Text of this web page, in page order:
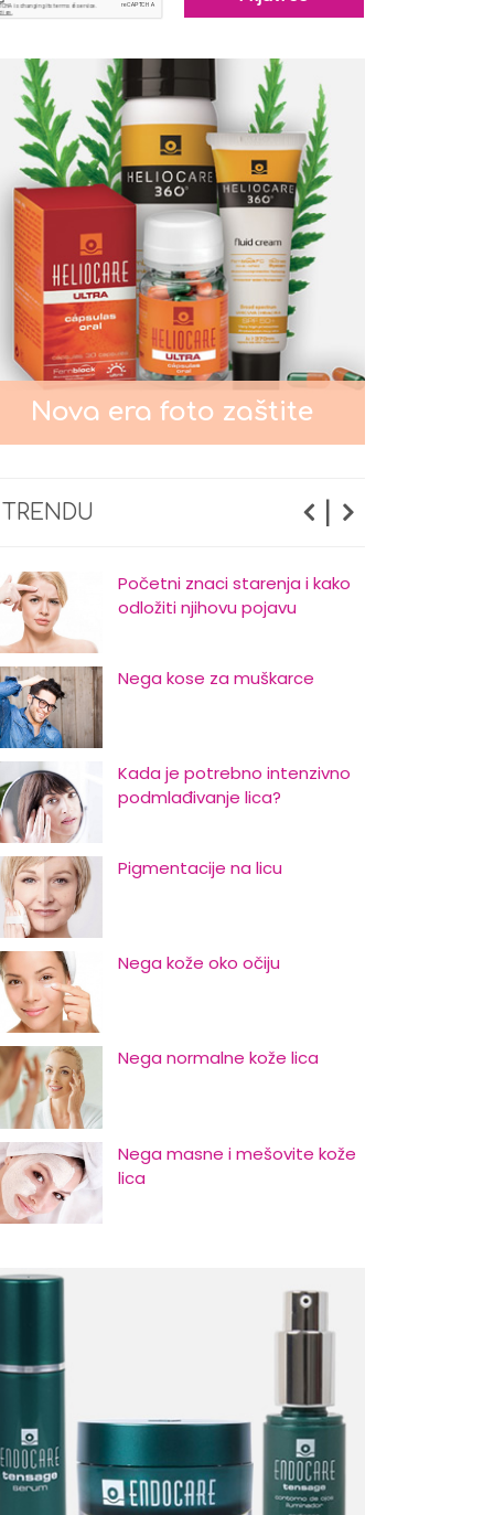
Nova era foto zaštite
|
Kada je potrebno intenzivno
Pigmentacije na licu
Nega kože oko očiju
Nega normalne kože lica
lica
Početni znaci starenja i kako
odložiti njihovu pojavu
Nega kose za muškarce
Kada je potrebno intenzivno
podmlađivanje lica?
Pigmentacije na licu
Nega kože oko očiju
Nega normalne kože lica
Nega masne i mešovite kože
lica
Nega kose za muškarce